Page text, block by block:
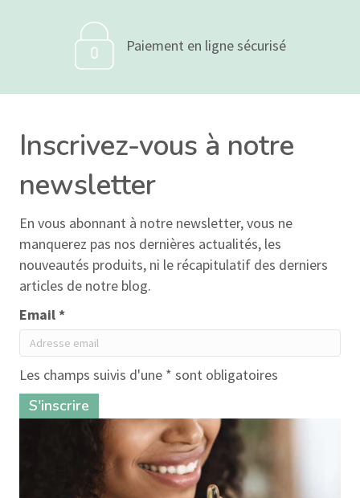
Paiement en ligne sécurisé
Inscrivez-vous à notre
newsletter
En vous abonnant à notre newsletter, vous ne
manquerez pas nos dernières actualités, les
nouveautés produits, ni le récapitulatif des derniers
articles de notre blog.
Email *
Les champs suivis d'une * sont obligatoires